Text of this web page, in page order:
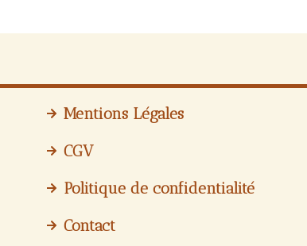
Mentions Légales
CGV
Politique de confidentialité
Contact